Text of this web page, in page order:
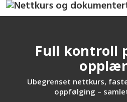
Full kontroll
Ubegrenset nettkurs,
oppfølging –